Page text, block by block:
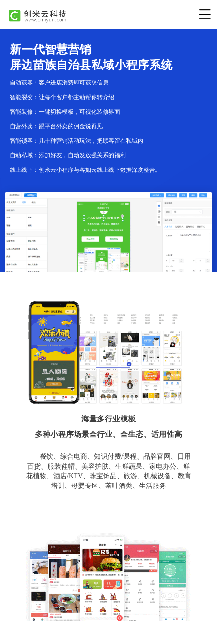
新一代智慧营销
屏边苗族自治县私域小程序系统
自动获客：客户进店消费即可获取信息
智能裂变：让每个客户都主动帮你转介绍
智能装修：一键切换模板，可视化装修界面
自营外卖：跟平台外卖的佣金说再见
智能锁客：几十种营销活动玩法，把顾客留在私域内
自动私域：添加好友，自动发放强关系的福利
线上线下：创米云小程序与客如云线上线下数据深度整合。
海量多行业模板
多种小程序场景全行业、全生态、适用性高
餐饮、综合电商、知识付费/课程、品牌官网、日用
百货、服装鞋帽、美容护肤、生鲜蔬果、家电办公、鲜
花植物、酒店/KTV、珠宝饰品、旅游、机械设备、教育
培训、母婴专区、茶叶酒类、生活服务